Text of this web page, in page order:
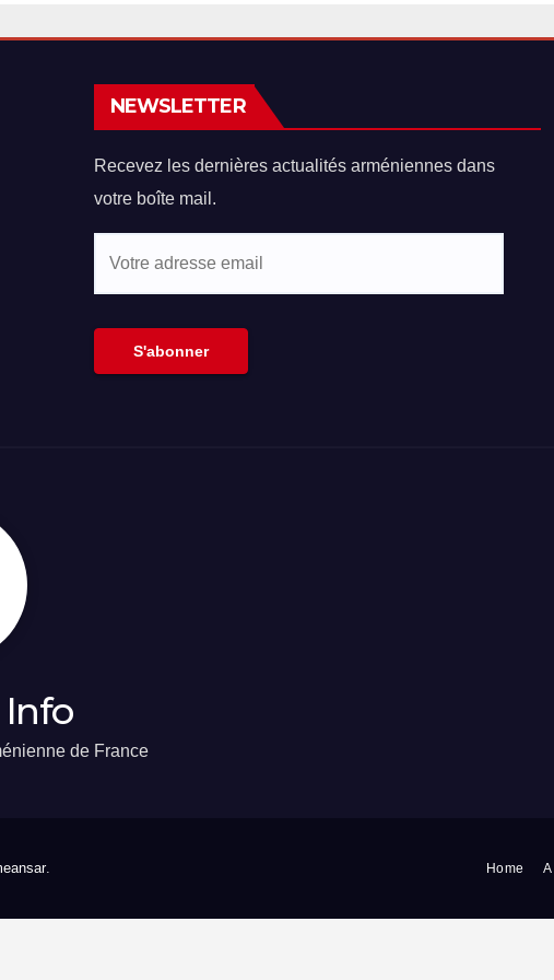
NEWSLETTER
Recevez les dernières actualités arméniennes dans
votre boîte mail.
S'abonner
de France
. Home